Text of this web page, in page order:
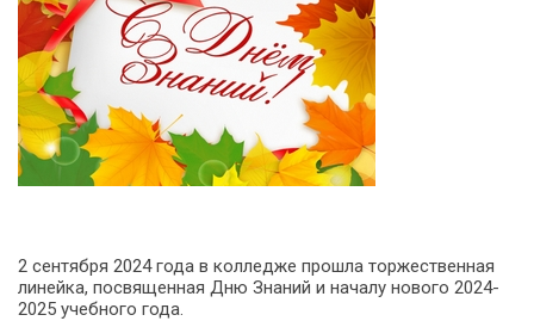
2 сентября 2024 года в колледже прошла торжественная
линейка, посвященная Дню Знаний и началу нового 2024-
2025 учебного года.